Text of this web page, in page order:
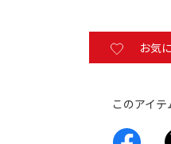
お気
このアイ